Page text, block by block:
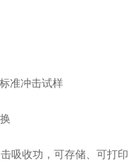
准冲击试样
吸收功，可存储、可打印